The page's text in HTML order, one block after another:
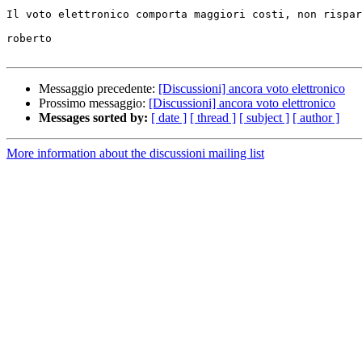
Il voto elettronico comporta maggiori costi, non
roberto
Messaggio precedente: [Discussioni] ancora voto elettronico
Prossimo messaggio: [Discussioni] ancora voto elettronico
Messages sorted by: [ date ] [ thread ] [ subject ] [ author ]
More information about the discussioni mailing list